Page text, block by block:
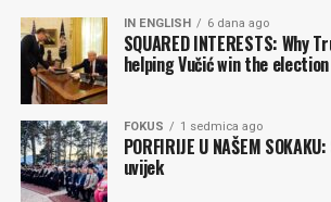
IN ENGLISH 6 dana ago
SQUARED INTERESTS: Why
helping Vučić win the election
FOKUS 1 sedmica ago
PORFIRIJE U NAŠEM
uvijek